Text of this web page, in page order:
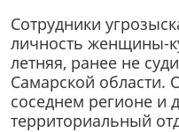
Сотрудники
личность женщины-
летняя, ранее не
Самарской области.
соседнем регионе и
территориальный